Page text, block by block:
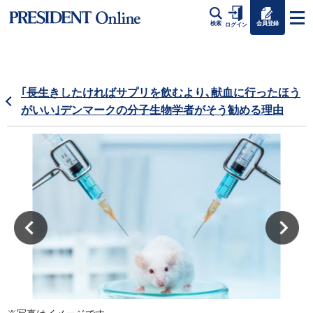
検索 ログイン 会員登録
｢長生きしたければサプリを飲むより､献血に行ったほう
がいい｣デンマークの分子生物学者がそう勧める理由